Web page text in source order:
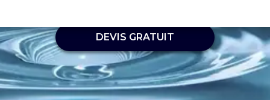
DEVIS GRATUIT